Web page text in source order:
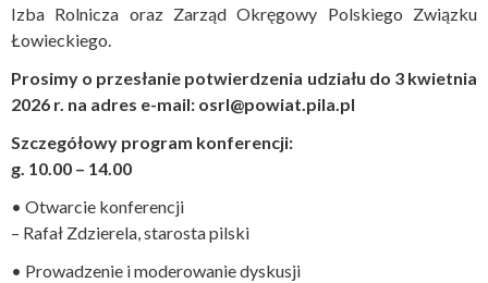
Izba Rolnicza oraz Zarząd Okręgowy Polskiego Związku
Łowieckiego.
Prosimy o przesłanie potwierdzenia udziału do 3 kwietnia
2026 r. na adres e-mail: osrl@powiat.pila.pl
Szczegółowy program konferencji:
g. 10.00 – 14.00
• Otwarcie konferencji
– Rafał Zdzierela, starosta pilski
• Prowadzenie i moderowanie dyskusji